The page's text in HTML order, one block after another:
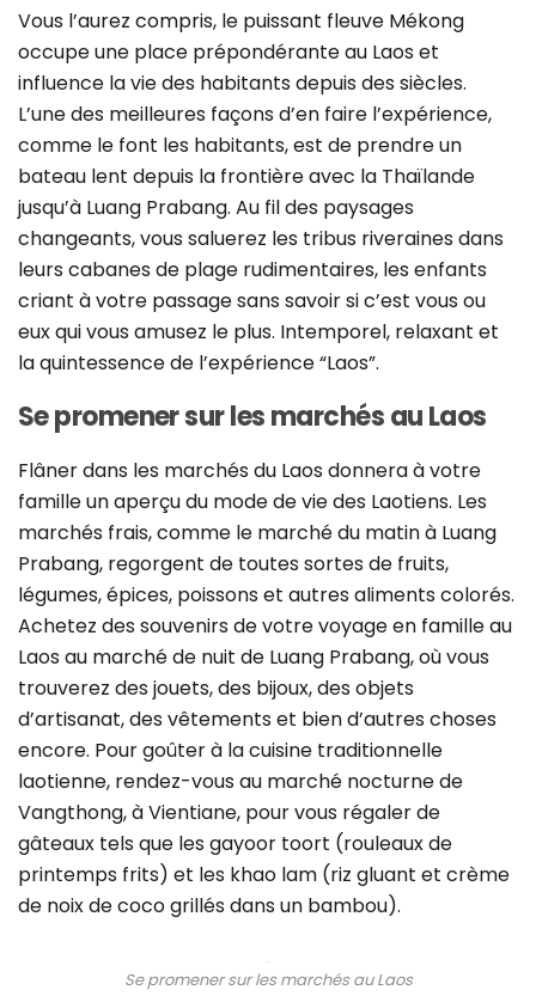
Vous l’aurez compris, le puissant fleuve Mékong
occupe une place prépondérante au Laos et
influence la vie des habitants depuis des siècles.
L’une des meilleures façons d’en faire l’expérience,
comme le font les habitants, est de prendre un
bateau lent depuis la frontière avec la Thaïlande
jusqu’à Luang Prabang. Au fil des paysages
changeants, vous saluerez les tribus riveraines dans
leurs cabanes de plage rudimentaires, les enfants
criant à votre passage sans savoir si c’est vous ou
eux qui vous amusez le plus. Intemporel, relaxant et
la quintessence de l’expérience “Laos”.
Se promener sur les marchés au Laos
Flâner dans les marchés du Laos donnera à votre
famille un aperçu du mode de vie des Laotiens. Les
marchés frais, comme le marché du matin à Luang
Prabang, regorgent de toutes sortes de fruits,
légumes, épices, poissons et autres aliments colorés.
Achetez des souvenirs de votre voyage en famille au
Laos au marché de nuit de Luang Prabang, où vous
trouverez des jouets, des bijoux, des objets
d’artisanat, des vêtements et bien d’autres choses
encore. Pour goûter à la cuisine traditionnelle
laotienne, rendez-vous au marché nocturne de
Vangthong, à Vientiane, pour vous régaler de
gâteaux tels que les gayoor toort (rouleaux de
printemps frits) et les khao lam (riz gluant et crème
de noix de coco grillés dans un bambou).
Se promener sur les marchés au Laos